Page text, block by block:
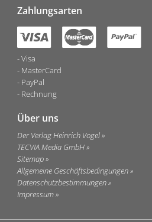
Zahlungsarten
Visa
MasterCard
PayPal
Rechnung
Über uns
Der Verlag Heinrich Vogel
TECVIA Media GmbH
Sitemap
Allgemeine Geschäftsbedingungen
Datenschutzbestimmungen
Impressum